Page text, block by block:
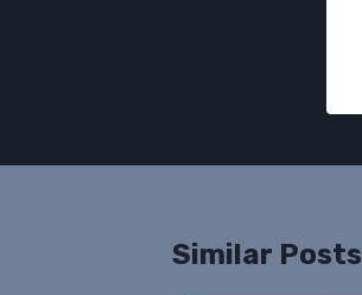
Similar Posts